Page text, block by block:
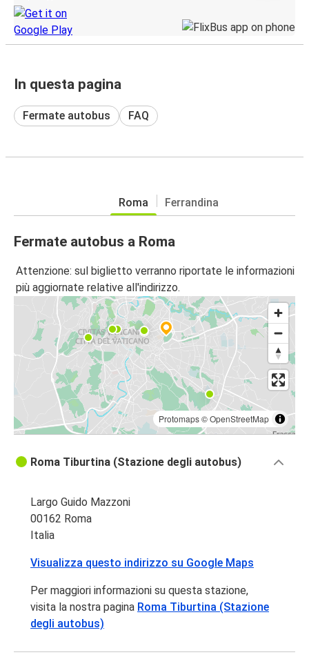
In questa pagina
Fermate autobus FAQ
Roma Ferrandina
Fermate autobus a Roma
Attenzione: sul biglietto verranno riportate le informazioni
più aggiornate relative all'indirizzo.
Protomaps©OpenStreetMap
Roma Tiburtina (Stazione degli autobus)
Largo Guido Mazzoni
00162 Roma
Italia
Visualizza questo indirizzo su Google Maps
Per maggiori informazioni su questa stazione,
visita la nostra pagina Roma Tiburtina (Stazione
degli autobus)